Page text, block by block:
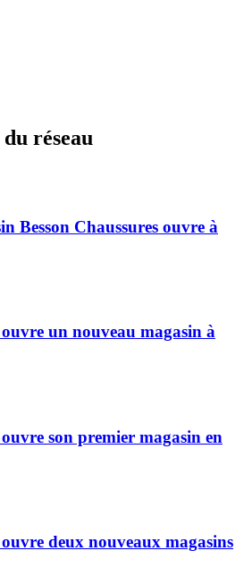
réseau
Besson Chaussures ouvre à
ouvre un nouveau magasin à
son premier magasin en
ouvre deux nouveaux magasins